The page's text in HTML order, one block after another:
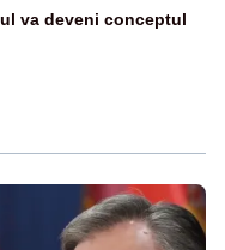
va deveni conceptul